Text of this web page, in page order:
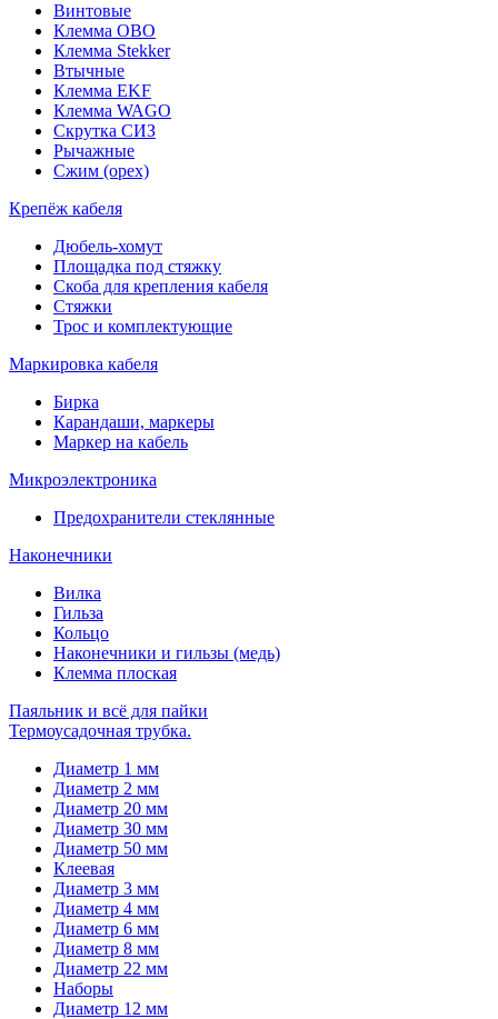
Винтовые
Клемма OBO
Клемма Stekker
Втычные
Клемма EKF
Клемма WAGO
Скрутка СИЗ
Рычажные
Сжим (орех)
Крепёж кабеля
Дюбель-хомут
Площадка под стяжку
Скоба для крепления кабеля
Стяжки
Трос и комплектующие
Маркировка кабеля
Бирка
Карандаши, маркеры
Маркер на кабель
Микроэлектроника
Предохранители стеклянные
Наконечники
Вилка
Гильза
Кольцо
Наконечники и гильзы (медь)
Клемма плоская
Паяльник и всё для пайки
Термоусадочная трубка.
Диаметр 1 мм
Диаметр 2 мм
Диаметр 20 мм
Диаметр 30 мм
Диаметр 50 мм
Клеевая
Диаметр 3 мм
Диаметр 4 мм
Диаметр 6 мм
Диаметр 8 мм
Диаметр 22 мм
Наборы
Диаметр 12 мм